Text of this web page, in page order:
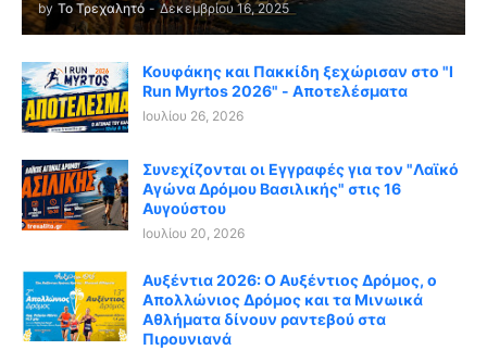
by Το Τρεχαλητό - Δεκεμβρίου 16, 2025
Κουφάκης και Πακκίδη ξεχώρισαν στο "I
Run Myrtos 2026" - Αποτελέσματα
Ιουλίου 26, 2026
Συνεχίζονται οι Εγγραφές για τον "Λαϊκό
Αγώνα Δρόμου Βασιλικής" στις 16
Αυγούστου
Ιουλίου 20, 2026
Αυξέντια 2026: Ο Αυξέντιος Δρόμος, ο
Απολλώνιος Δρόμος και τα Μινωικά
Αθλήματα δίνουν ραντεβού στα
Πιρουνιανά